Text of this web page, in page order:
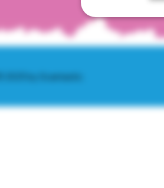
© 2025 by Scantastic.